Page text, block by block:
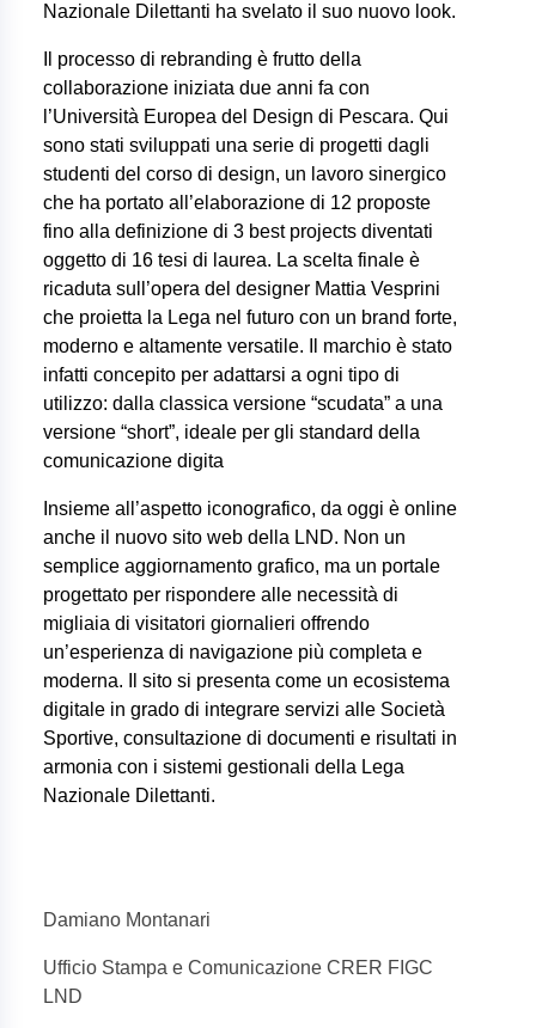
Nazionale Dilettanti ha svelato il suo nuovo look.
Il processo di rebranding è frutto della
collaborazione iniziata due anni fa con
l’Università Europea del Design di Pescara. Qui
sono stati sviluppati una serie di progetti dagli
studenti del corso di design, un lavoro sinergico
che ha portato all’elaborazione di 12 proposte
fino alla definizione di 3 best projects diventati
oggetto di 16 tesi di laurea. La scelta finale è
ricaduta sull’opera del designer Mattia Vesprini
che proietta la Lega nel futuro con un brand forte,
moderno e altamente versatile. Il marchio è stato
infatti concepito per adattarsi a ogni tipo di
utilizzo: dalla classica versione “scudata” a una
versione “short”, ideale per gli standard della
comunicazione digita
Insieme all’aspetto iconografico, da oggi è online
anche il nuovo sito web della LND. Non un
semplice aggiornamento grafico, ma un portale
progettato per rispondere alle necessità di
migliaia di visitatori giornalieri offrendo
un’esperienza di navigazione più completa e
moderna. Il sito si presenta come un ecosistema
digitale in grado di integrare servizi alle Società
Sportive, consultazione di documenti e risultati in
armonia con i sistemi gestionali della Lega
Nazionale Dilettanti.
Damiano Montanari
Ufficio Stampa e Comunicazione CRER FIGC
LND